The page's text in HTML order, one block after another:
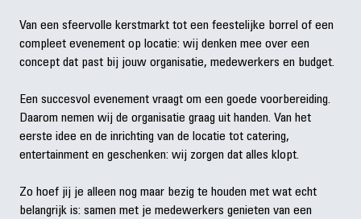
Van een sfeervolle kerstmarkt tot een feestelijke borrel of een
compleet evenement op locatie: wij denken mee over een
concept dat past bij jouw organisatie, medewerkers en budget.
Een succesvol evenement vraagt om een goede voorbereiding.
Daarom nemen wij de organisatie graag uit handen. Van het
eerste idee en de inrichting van de locatie tot catering,
entertainment en geschenken: wij zorgen dat alles klopt.
Zo hoef jij je alleen nog maar bezig te houden met wat echt
belangrijk is: samen met je medewerkers genieten van een